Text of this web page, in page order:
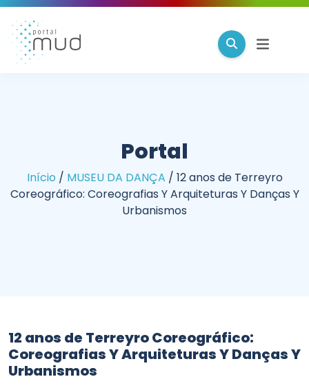
Portal
Início / MUSEU DA DANÇA / 12 anos de Terreyro
Coreográfico: Coreografias Y Arquiteturas Y Danças Y
Urbanismos
12 anos de Terreyro Coreográfico:
Coreografias Y Arquiteturas Y Danças Y
Urbanismos